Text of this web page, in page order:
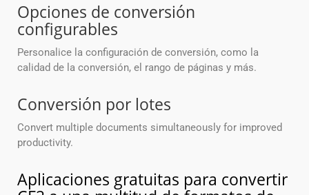
Opciones de conversión
configurables
Personalice la configuración de conversión, como la
calidad de la conversión, el rango de páginas y más.
Conversión por lotes
Convert multiple documents simultaneously for improved
productivity.
Aplicaciones gratuitas para convertir